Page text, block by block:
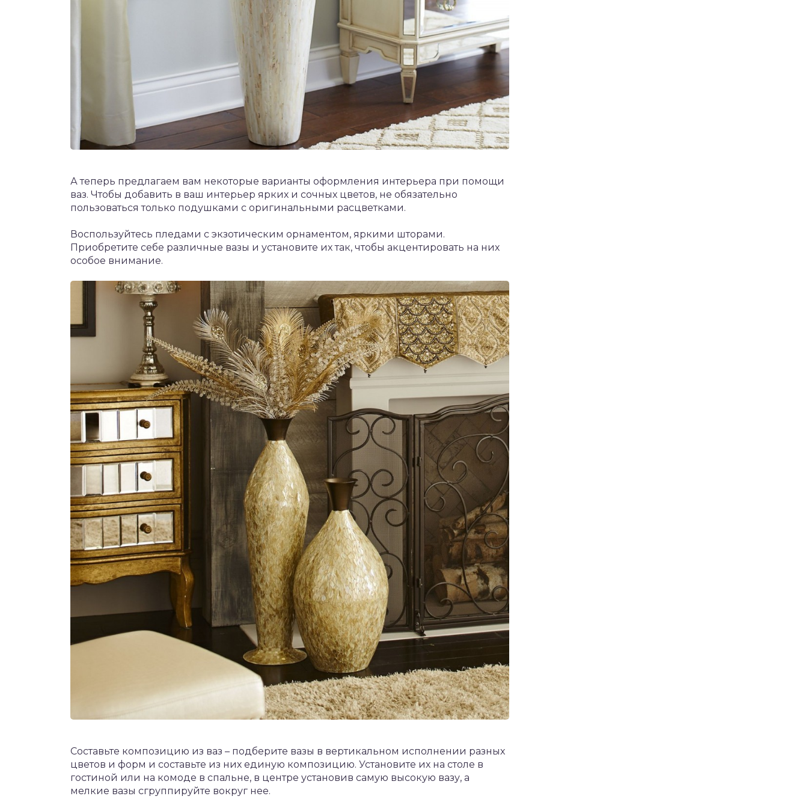
А теперь предлагаем вам некоторые варианты оформления интерьера при помощи
ваз. Чтобы добавить в ваш интерьер ярких и сочных цветов, не обязательно
пользоваться только подушками с оригинальными расцветками.
Воспользуйтесь пледами с экзотическим орнаментом, яркими шторами.
Приобретите себе различные вазы и установите их так, чтобы акцентировать на них
особое внимание.
Составьте композицию из ваз – подберите вазы в вертикальном исполнении разных
цветов и форм и составьте из них единую композицию. Установите их на столе в
гостиной или на комоде в спальне, в центре установив самую высокую вазу, а
мелкие вазы сгруппируйте вокруг нее.